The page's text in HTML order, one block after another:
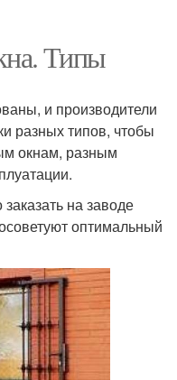
Типы
и производители
разных типов, чтобы
окнам, разным
на заводе
оптимальный